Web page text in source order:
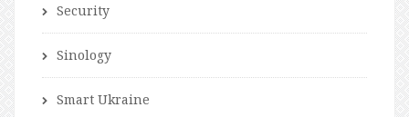
Security
Sinology
Smart Ukraine